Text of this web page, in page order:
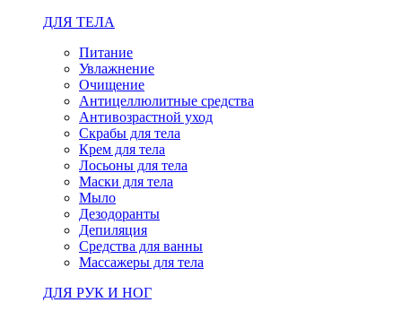
ДЛЯ ТЕЛА
Питание
Увлажнение
Очищение
Антицеллюлитные средства
Антивозрастной уход
Скрабы для тела
Крем для тела
Лосьоны для тела
Маски для тела
Мыло
Дезодоранты
Депиляция
Средства для ванны
Массажеры для тела
ДЛЯ РУК И НОГ